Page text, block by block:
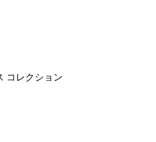
コレクション